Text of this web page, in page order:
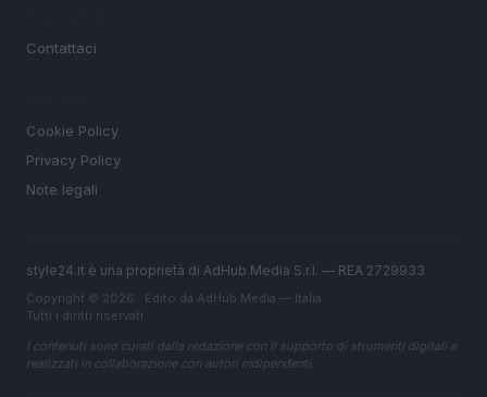
Contattaci
Cookie Policy
Privacy Policy
Note legali
style24.it è una proprietà di AdHub Media S.r.l. — REA 2729933
Copyright © 2026 · Edito da AdHub Media — Italia
Tutti i diritti riservati
I contenuti sono curati dalla redazione con il supporto di strumenti digitali e
realizzati in collaborazione con autori indipendenti.